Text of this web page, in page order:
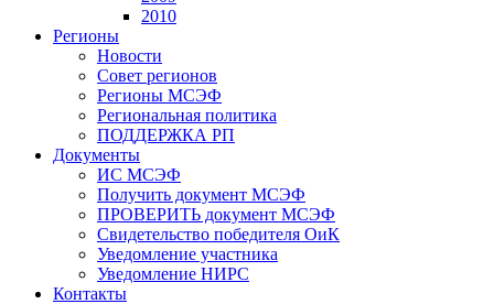
2010
Регионы
Новости
Совет регионов
Регионы МСЭФ
Региональная политика
ПОДДЕРЖКА РП
Документы
ИС МСЭФ
Получить документ МСЭФ
ПРОВЕРИТЬ документ МСЭФ
Свидетельство победителя ОиК
Уведомление участника
Уведомление НИРС
Контакты